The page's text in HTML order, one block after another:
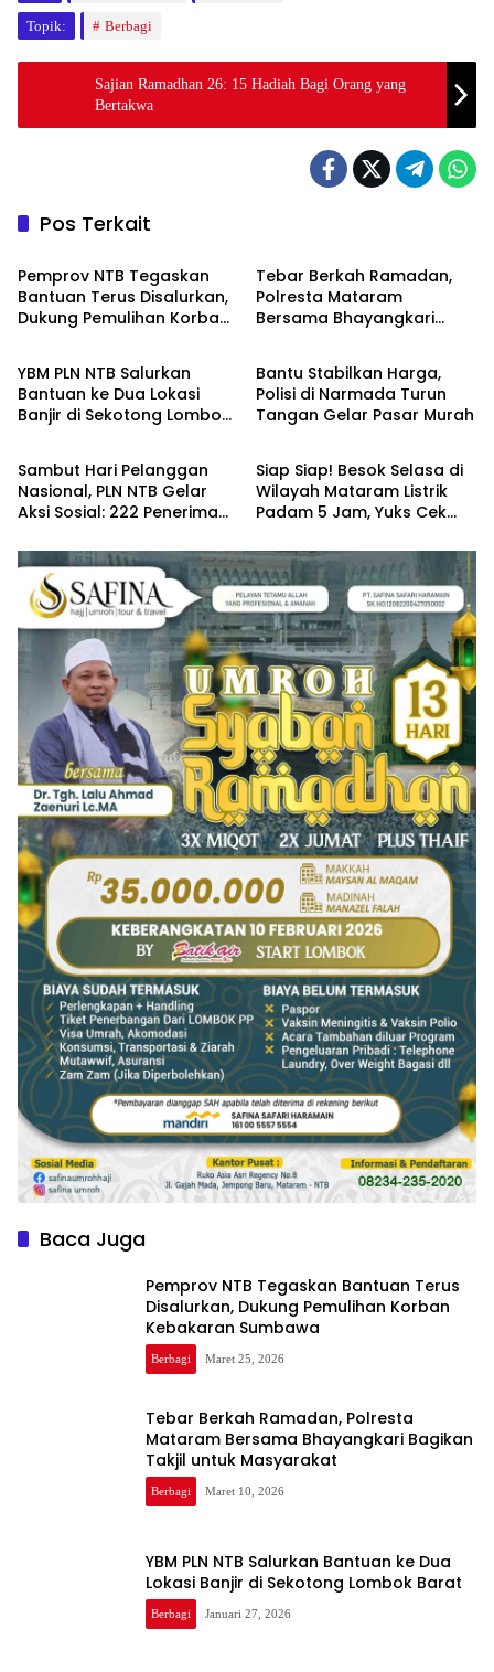
Topik: Berbagi
Sajian Ramadhan 26: 15 Hadiah Bagi Orang yang
Bertakwa
Pos Terkait
Berbagi
Pemprov NTB Tegaskan
Bantuan Terus Disalurkan,
Dukung Pemulihan Korban
Tebar Berkah Ramadan,
Polresta Mataram
Bersama Bhayangkari
Berbagi
YBM PLN NTB Salurkan
Bantuan ke Dua Lokasi
Banjir di Sekotong Lombok
Berbagi
Bantu Stabilkan Harga,
Polisi di Narmada Turun
Tangan Gelar Pasar Murah
Berbagi
Sambut Hari Pelanggan
Nasional, PLN NTB Gelar
Aksi Sosial: 222 Penerima
Berbagi
Siap Siap! Besok Selasa di
Wilayah Mataram Listrik
Padam 5 Jam, Yuks Cek
Baca Juga
Pemprov NTB Tegaskan Bantuan Terus
Disalurkan, Dukung Pemulihan Korban
Kebakaran Sumbawa
Berbagi Maret 25, 2026
Tebar Berkah Ramadan, Polresta
Mataram Bersama Bhayangkari Bagikan
Takjil untuk Masyarakat
Berbagi Maret 10, 2026
YBM PLN NTB Salurkan Bantuan ke Dua
Lokasi Banjir di Sekotong Lombok Barat
Berbagi Januari 27, 2026